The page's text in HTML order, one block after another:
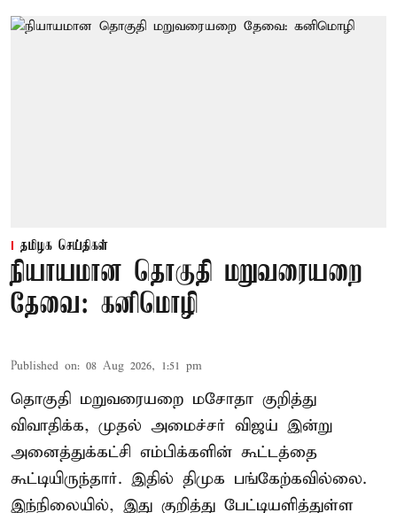
தமிழக செய்திகள்
நியாயமான தொகுதி மறுவரையறை
தேவை: கனிமொழி
Published on: 08 Aug 2026, 1:51 pm
தொகுதி மறுவரையறை மசோதா குறித்து
விவாதிக்க, முதல் அமைச்சர் விஜய் இன்று
அனைத்துக்கட்சி எம்பிக்களின் கூட்டத்தை
கூட்டியிருந்தார். இதில் திமுக பங்கேற்கவில்லை.
இந்நிலையில், இது குறித்து பேட்டியளித்துள்ள